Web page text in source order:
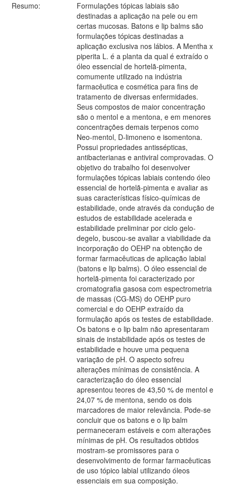
Resumo:
Formulações tópicas labiais são
destinadas a aplicação na pele ou em
certas mucosas. Batons e lip balms são
formulações tópicas destinadas a
aplicação exclusiva nos lábios. A Mentha x
piperita L. é a planta da qual é extraído o
óleo essencial de hortelã-pimenta,
comumente utilizado na indústria
farmacêutica e cosmética para fins de
tratamento de diversas enfermidades.
Seus compostos de maior concentração
são o mentol e a mentona, e em menores
concentrações demais terpenos como
Neo-mentol, D-limoneno e isomentona.
Possui propriedades antissépticas,
antibacterianas e antiviral comprovadas. O
objetivo do trabalho foi desenvolver
formulações tópicas labiais contendo óleo
essencial de hortelã-pimenta e avaliar as
suas características físico-químicas de
estabilidade, onde através da condução de
estudos de estabilidade acelerada e
estabilidade preliminar por ciclo gelo-
degelo, buscou-se avaliar a viabilidade da
incorporação do OEHP na obtenção de
formar farmacêuticas de aplicação labial
(batons e lip balms). O óleo essencial de
hortelã-pimenta foi caracterizado por
cromatografia gasosa com espectrometria
de massas (CG-MS) do OEHP puro
comercial e do OEHP extraído da
formulação após os testes de estabilidade.
Os batons e o lip balm não apresentaram
sinais de instabilidade após os testes de
estabilidade e houve uma pequena
variação de pH. O aspecto sofreu
alterações mínimas de consistência. A
caracterização do óleo essencial
apresentou teores de 43,50 % de mentol e
24,07 % de mentona, sendo os dois
marcadores de maior relevância. Pode-se
concluir que os batons e o lip balm
permaneceram estáveis e com alterações
mínimas de pH. Os resultados obtidos
mostram-se promissores para o
desenvolvimento de formar farmacêuticas
de uso tópico labial utilizando óleos
essenciais em sua composição.